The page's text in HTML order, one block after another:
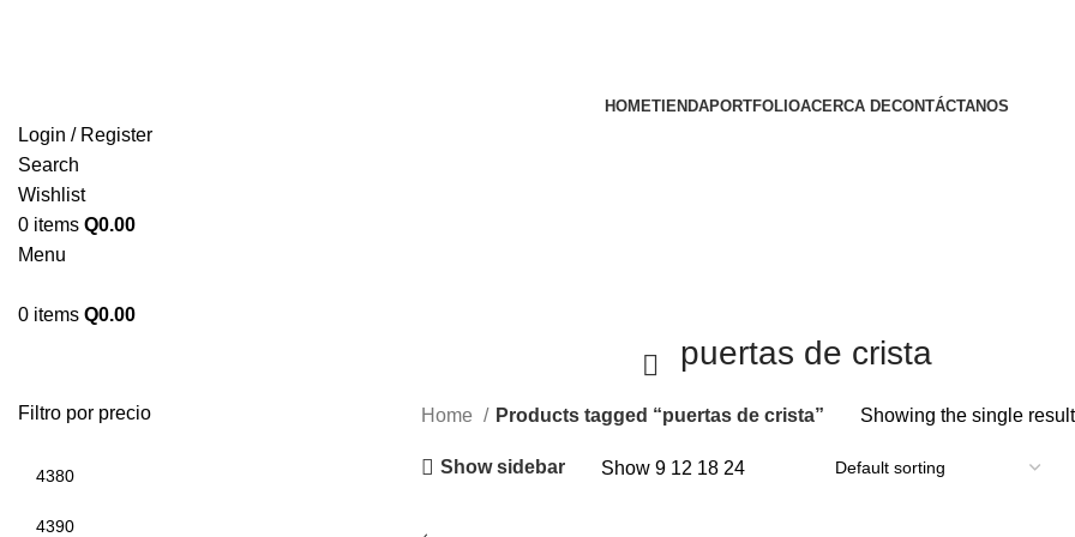
HOMETIENDAPORTFOLIOACERCA DECONTÁCTANOS
Login / Register
Search
Wishlist
0 items Q0.00
Menu
0 items Q0.00
puertas de crista
Filtro por precio Home Products tagged “puertas de crista” Showing the single result
Show sidebar Show9 12 18 24